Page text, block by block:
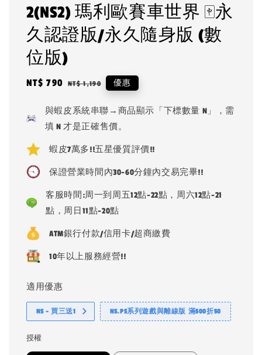
2(NS2) 瑪利歐賽車世界 🀄永
久認證版/永久隨身版 (數
位版)
Sale
NT$ 790 Regular
NT$ 1,190 優惠
與蝦皮系統串聯→商品顯示「下標數量 N」，需
填 N 才是正確售價。
蝦皮7萬多!!五星優質評價!!
保證營業時間內30-60分鐘內交易完畢!!
客服時間:周一到周五12點-22點，周六12點-21
點，周日11點-20點
ATM銀行付款/信用卡/超商繳費
10年以上服務經營!!
適用優惠
NS - 買三送1 NS.PS系列遊戲與離線版 滿500折50
授權